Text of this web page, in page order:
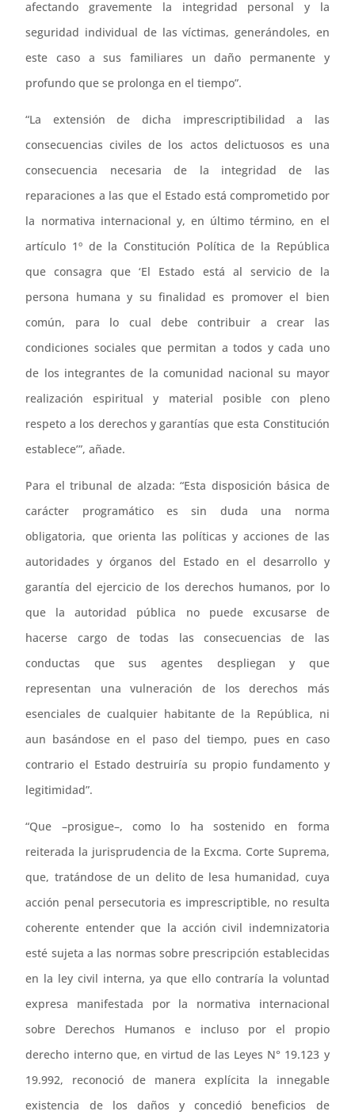
afectando gravemente la integridad personal y la
seguridad individual de las víctimas, generándoles, en
este caso a sus familiares un daño permanente y
profundo que se prolonga en el tiempo”.
“La extensión de dicha imprescriptibilidad a las
consecuencias civiles de los actos delictuosos es una
consecuencia necesaria de la integridad de las
reparaciones a las que el Estado está comprometido por
la normativa internacional y, en último término, en el
artículo 1º de la Constitución Política de la República
que consagra que ‘El Estado está al servicio de la
persona humana y su finalidad es promover el bien
común, para lo cual debe contribuir a crear las
condiciones sociales que permitan a todos y cada uno
de los integrantes de la comunidad nacional su mayor
realización espiritual y material posible con pleno
respeto a los derechos y garantías que esta Constitución
establece’”, añade.
Para el tribunal de alzada: “Esta disposición básica de
carácter programático es sin duda una norma
obligatoria, que orienta las políticas y acciones de las
autoridades y órganos del Estado en el desarrollo y
garantía del ejercicio de los derechos humanos, por lo
que la autoridad pública no puede excusarse de
hacerse cargo de todas las consecuencias de las
conductas que sus agentes despliegan y que
representan una vulneración de los derechos más
esenciales de cualquier habitante de la República, ni
aun basándose en el paso del tiempo, pues en caso
contrario el Estado destruiría su propio fundamento y
legitimidad”.
“Que –prosigue–, como lo ha sostenido en forma
reiterada la jurisprudencia de la Excma. Corte Suprema,
que, tratándose de un delito de lesa humanidad, cuya
acción penal persecutoria es imprescriptible, no resulta
coherente entender que la acción civil indemnizatoria
esté sujeta a las normas sobre prescripción establecidas
en la ley civil interna, ya que ello contraría la voluntad
expresa manifestada por la normativa internacional
sobre Derechos Humanos e incluso por el propio
derecho interno que, en virtud de las Leyes N° 19.123 y
19.992, reconoció de manera explícita la innegable
existencia de los daños y concedió beneficios de